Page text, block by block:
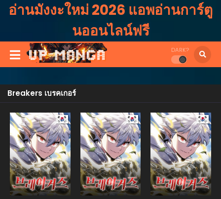
อ่านมังงะใหม่ 2026 แอพอ่านการ์ตู
นออนไลน์ฟรี
DARK?
Breakers เบรคเกอร์
Manhwa Manhwa